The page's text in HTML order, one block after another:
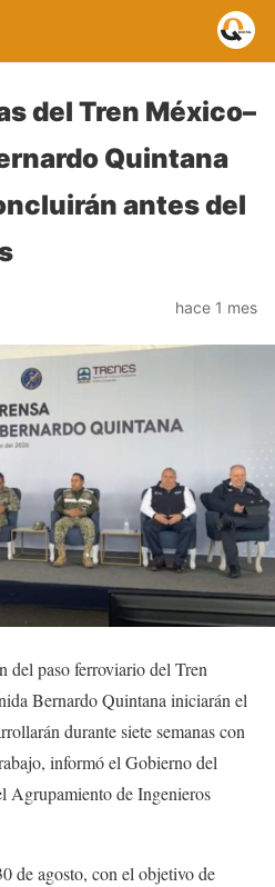
del Tren México–
Quintana
antes del
hace 1 mes
del paso ferroviario del Tren
Bernardo Quintana iniciarán el
durante siete semanas con
informó el Gobierno del
Agrupamiento de Ingenieros
de agosto, con el objetivo de